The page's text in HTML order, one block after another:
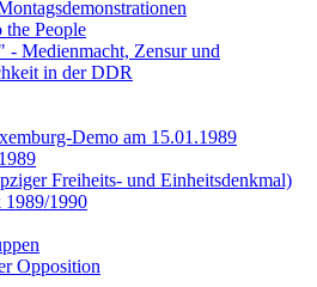
the People
- Medienmacht, Zensur und
in der DDR
Demo am 15.01.1989
Freiheits- und Einheitsdenkmal)
1990
Opposition